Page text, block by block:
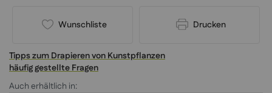
Wunschliste Drucken
Tipps zum Drapieren von Kunstpflanzen
häufig gestellte Fragen
Auch erhältlich in: